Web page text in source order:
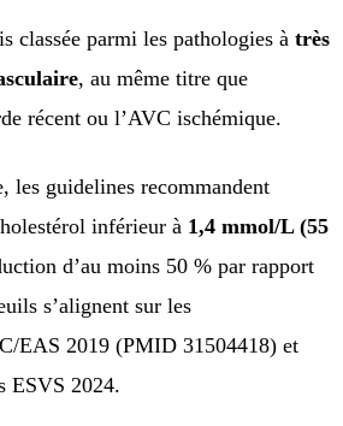
classée parmi les pathologies à très
, au même titre que
récent ou l’AVC ischémique.
les guidelines recommandent
inférieur à 1,4 mmol/L (55
d’au moins 50 % par rapport
s’alignent sur les
EAS 2019 (PMID 31504418) et
ESVS 2024.